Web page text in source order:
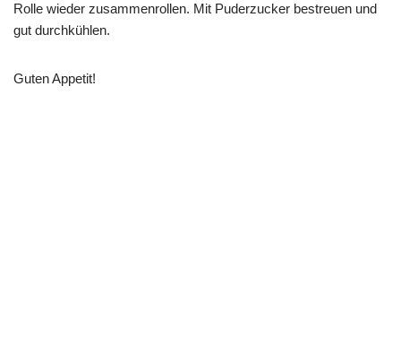
Rolle wieder zusammenrollen. Mit Puderzucker bestreuen und
gut durchkühlen.
Guten Appetit!